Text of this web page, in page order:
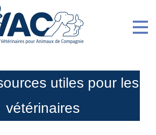
utiles pour les
vétérinaires